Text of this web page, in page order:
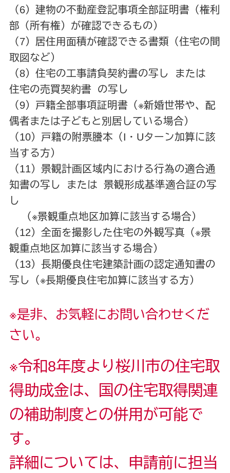
（6）建物の不動産登記事項全部証明書（権利
部（所有権）が確認できるもの）
（7）居住用面積が確認できる書類（住宅の間
取図など）
（8）住宅の工事請負契約書の写し または
住宅の売買契約書 の写し
（9）戸籍全部事項証明書（※新婚世帯や、配
偶者または子どもと別居している場合）
（10）戸籍の附票謄本（I・Uターン加算に該
当する方）
（11）景観計画区域内における行為の適合通
知書の写し または 景観形成基準適合証の写
し
（※景観重点地区加算に該当する場合）
（12）全面を撮影した住宅の外観写真（※景
観重点地区加算に該当する場合）
（13）長期優良住宅建築計画の認定通知書の
写し（※長期優良住宅加算に該当する方）
※是非、お気軽にお問い合わせくだ
さい。
※令和8年度より桜川市の住宅取
得助成金は、国の住宅取得関連
の補助制度との併用が可能で
す。
詳細については、申請前に担当